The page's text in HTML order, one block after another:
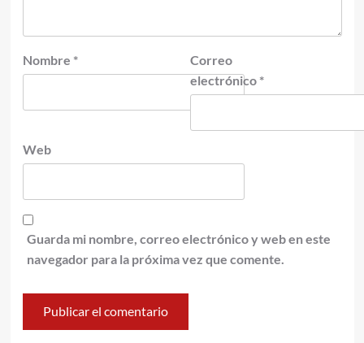
Nombre *
Correo
electrónico *
Web
Guarda mi nombre, correo electrónico y web en este
navegador para la próxima vez que comente.